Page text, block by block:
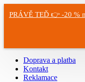
PRÁVĚ TEĎ 👉 -20 %
Doprava a platba
Kontakt
Reklamace